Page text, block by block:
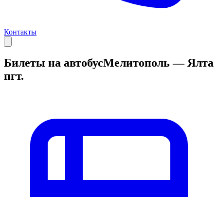
Контакты
Билеты на автобусМелитополь — Ялта
пгт.